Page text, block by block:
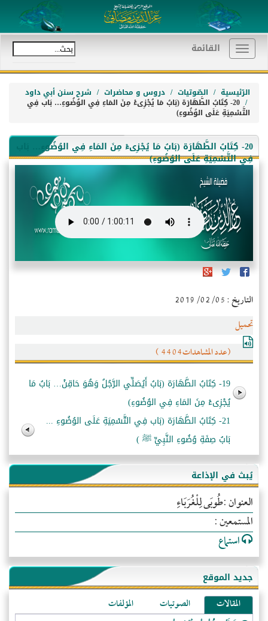
Toggle
navigation
القائمة
الرّئيسية الصّوتيات دروس و محاضرات شرح سنن أبي داود
20- كِتَابُ الطَّهَارَة (بَابُ مَا يُجْزِىءْ مِنَ المَاءِ فِي الوُضُوءِ… بَاب فِي
التَّسْمِيَةِ عَلَى الوُضُوءِ)
20- كِتَابُ الطَّهَارَة (بَابُ مَا يُجْزِىءْ مِنَ المَاءِ فِي الوُضُوءِ… بَاب
فِي التَّسْمِيَةِ عَلَى الوُضُوءِ)
التاريخ : 2019/02/05
تحميل
(عدد المشاهدات4404 )
19- كِتَابُ الطَّهَارَة (بَابُ أَيُصَلِّي الرَّجُلُ وَهُوَ حَاقِنْ… بَابُ مَا
يُجْزِىءْ مِنَ المَاءِ فِي الوُضُوءِ)
21- كِتَابُ الطَّهَارَة (بَاب فِي التَّسْمِيَةِ عَلَى الوُضُوءِ ...
بَابُ صِفَةِ وُضُوءِ النَّبِيِّ ﷺ )
يُبث في الإذاعة
العنوان :طُوبَى لِلْغُرَبَاءِ
المستمعين :
استماع
جديد الموقع
المقالات الصوتيات
المؤلفات